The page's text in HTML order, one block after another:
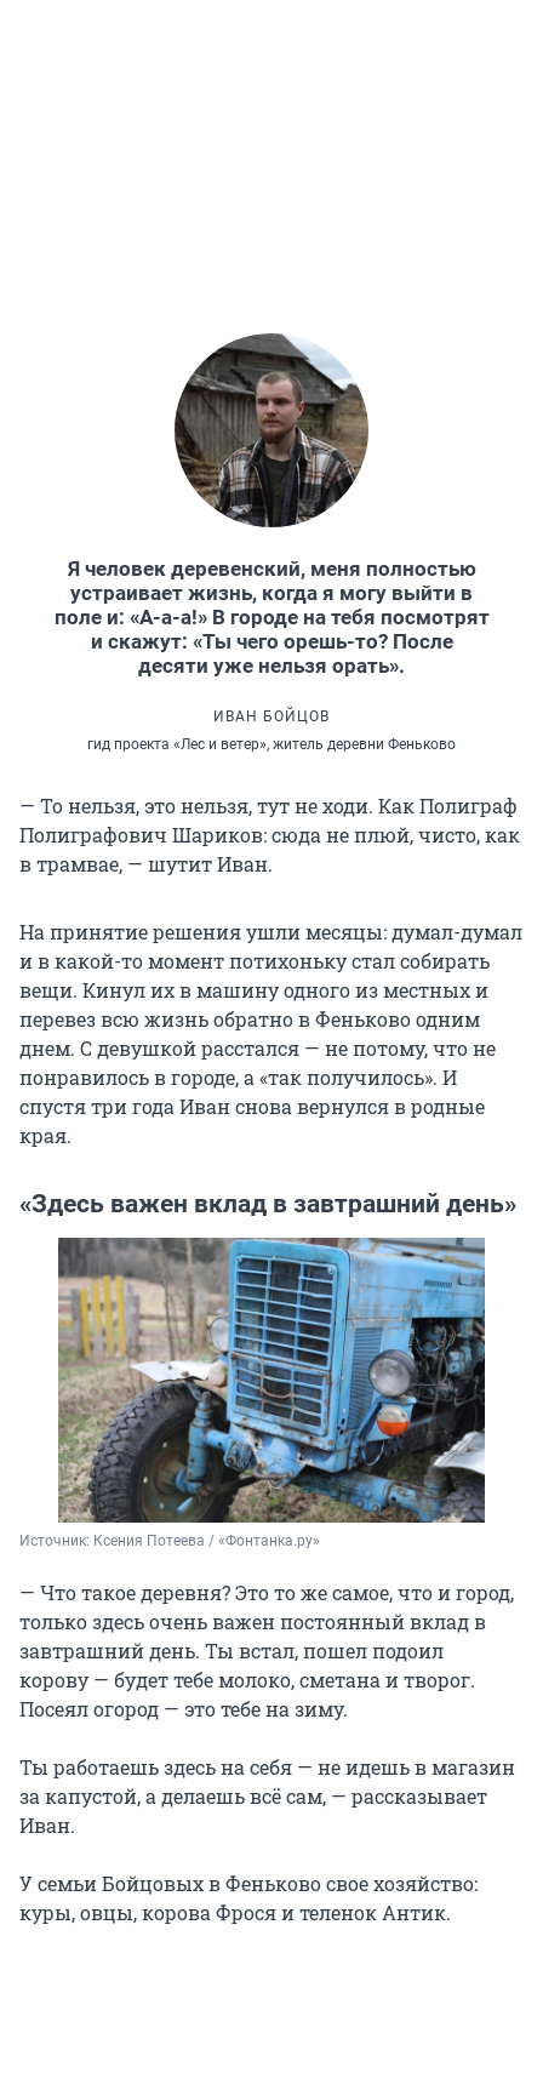
Я человек деревенский, меня полностью
устраивает жизнь, когда я могу выйти в
поле и: «А-а-а!» В городе на тебя посмотрят
и скажут: «Ты чего орешь-то? После
десяти уже нельзя орать».
ИВАН БОЙЦОВ
гид проекта «Лес и ветер», житель деревни Феньково
— То нельзя, это нельзя, тут не ходи. Как Полиграф
Полиграфович Шариков: сюда не плюй, чисто, как
в трамвае, — шутит Иван.
На принятие решения ушли месяцы: думал-думал
и в какой-то момент потихоньку стал собирать
вещи. Кинул их в машину одного из местных и
перевез всю жизнь обратно в Феньково одним
днем. С девушкой расстался — не потому, что не
понравилось в городе, а «так получилось». И
спустя три года Иван снова вернулся в родные
края.
«Здесь важен вклад в завтрашний день»
Источник: Ксения Потеева / «Фонтанка.ру»
— Что такое деревня? Это то же самое, что и город,
только здесь очень важен постоянный вклад в
завтрашний день. Ты встал, пошел подоил
корову — будет тебе молоко, сметана и творог.
Посеял огород — это тебе на зиму.
Ты работаешь здесь на себя — не идешь в магазин
за капустой, а делаешь всё сам, — рассказывает
Иван.
У семьи Бойцовых в Феньково свое хозяйство:
куры, овцы, корова Фрося и теленок Антик.